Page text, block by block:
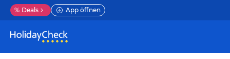
% Deals App öffnen